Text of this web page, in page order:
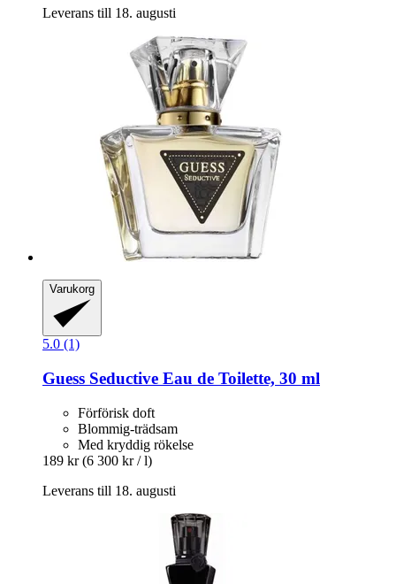
Leverans till 18. augusti
Varukorg
5.0 (1)
Guess Seductive Eau de Toilette, 30 ml
Förförisk doft
Blommig-trädsam
Med kryddig rökelse
189 kr (6 300 kr / l)
Leverans till 18. augusti